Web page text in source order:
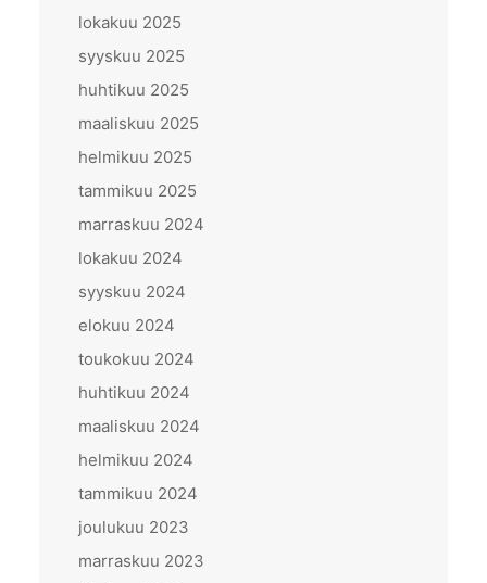
lokakuu 2025
syyskuu 2025
huhtikuu 2025
maaliskuu 2025
helmikuu 2025
tammikuu 2025
marraskuu 2024
lokakuu 2024
syyskuu 2024
elokuu 2024
toukokuu 2024
huhtikuu 2024
maaliskuu 2024
helmikuu 2024
tammikuu 2024
joulukuu 2023
marraskuu 2023